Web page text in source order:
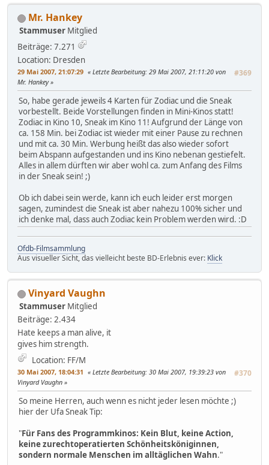
Mr. Hankey
Stammuser Mitglied
Beiträge: 7.271
Location: Dresden
29 Mai 2007, 21:07:29 #369
Letzte Bearbeitung: 29 Mai 2007, 21:11:20 von
Mr. Hankey
So, habe gerade jeweils 4 Karten für Zodiac und die Sneak
vorbestellt. Beide Vorstellungen finden in Mini-Kinos statt!
Zodiac in Kino 10, Sneak im Kino 11! Aufgrund der Länge von
ca. 158 Min. bei Zodiac ist wieder mit einer Pause zu rechnen
und mit ca. 30 Min. Werbung heißt das also wieder sofort
beim Abspann aufgestanden und ins Kino nebenan gestiefelt.
Alles in allem dürften wir aber wohl ca. zum Anfang des Films
in der Sneak sein! ;)
Ob ich dabei sein werde, kann ich euch leider erst morgen
sagen, zumindest die Sneak ist aber nahezu 100% sicher und
ich denke mal, dass auch Zodiac kein Problem werden wird. :D
Ofdb-Filmsammlung
Aus visueller Sicht, das vielleicht beste BD-Erlebnis ever: Klick
Vinyard Vaughn
Stammuser Mitglied
Beiträge: 2.434
Hate keeps a man alive, it
gives him strength.
Location: FF/M
30 Mai 2007, 18:04:31 #370
Letzte Bearbeitung: 30 Mai 2007, 19:39:23 von
Vinyard Vaughn
So meine Herren, auch wenn es nicht jeder lesen möchte ;)
hier der Ufa Sneak Tip:
"Für Fans des Programmkinos: Kein Blut, keine Action,
keine zurechtoperatierten Schönheitsköniginnen,
sondern normale Menschen im alltäglichen Wahn."